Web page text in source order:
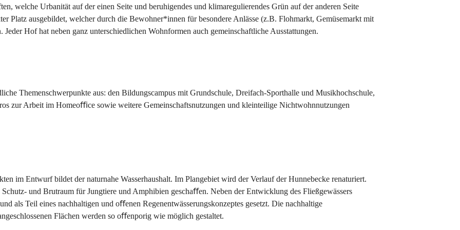
welche Urbanität auf der einen Seite und beruhigendes und klimaregulierendes Grün auf der anderen Seite
Platz ausgebildet, welcher durch die Bewohner*innen für besondere Anlässe (z.B. Flohmarkt, Gemüsemarkt mit
Hof hat neben ganz unterschiedlichen Wohnformen auch gemeinschaftliche Ausstattungen.
Themenschwerpunkte aus: den Bildungscampus mit Grundschule, Dreifach-Sporthalle und Musikhochschule,
zur Arbeit im Homeoﬃce sowie weitere Gemeinschaftsnutzungen und kleinteilige Nichtwohnnutzungen
im Entwurf bildet der naturnahe Wasserhaushalt. Im Plangebiet wird der Verlauf der Hunnebecke renaturiert.
und Brutraum für Jungtiere und Amphibien geschaﬀen. Neben der Entwicklung des Fließgewässers
als Teil eines nachhaltigen und oﬀenen Regenentwässerungskonzeptes gesetzt. Die nachhaltige
Flächen werden so oﬀenporig wie möglich gestaltet.